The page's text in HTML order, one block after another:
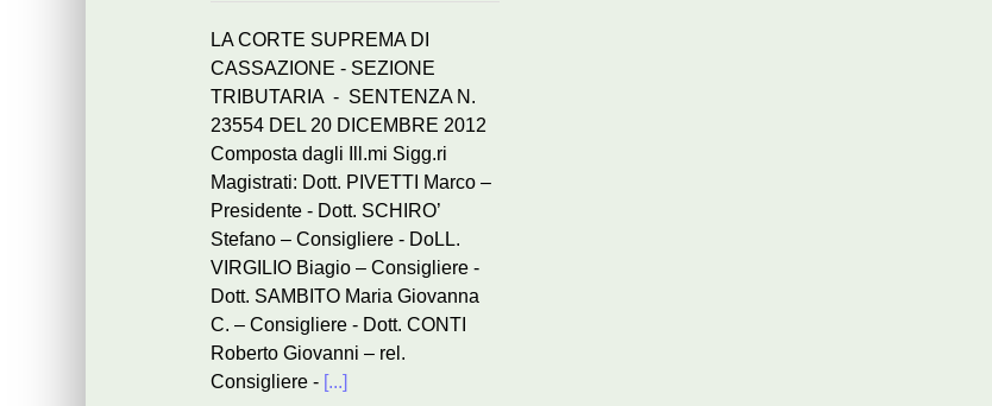
LA CORTE SUPREMA DI
CASSAZIONE - SEZIONE
TRIBUTARIA - SENTENZA N.
23554 DEL 20 DICEMBRE 2012
Composta dagli Ill.mi Sigg.ri
Magistrati: Dott. PIVETTI Marco –
Presidente - Dott. SCHIRO’
Stefano – Consigliere - DoLL.
VIRGILIO Biagio – Consigliere -
Dott. SAMBITO Maria Giovanna
C. – Consigliere - Dott. CONTI
Roberto Giovanni – rel.
Consigliere - [...]